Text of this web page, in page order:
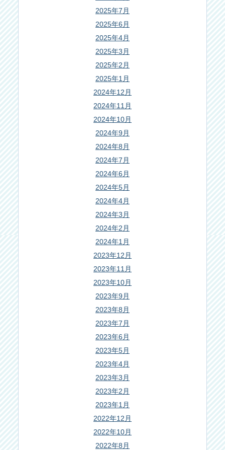
2025年7月
2025年6月
2025年4月
2025年3月
2025年2月
2025年1月
2024年12月
2024年11月
2024年10月
2024年9月
2024年8月
2024年7月
2024年6月
2024年5月
2024年4月
2024年3月
2024年2月
2024年1月
2023年12月
2023年11月
2023年10月
2023年9月
2023年8月
2023年7月
2023年6月
2023年5月
2023年4月
2023年3月
2023年2月
2023年1月
2022年12月
2022年10月
2022年8月